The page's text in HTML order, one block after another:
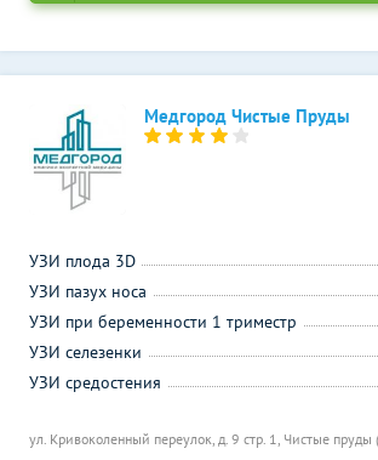
Медгород Чистые Пруды
ул. Кривоколенный переулок, д. 9 стр. 1, Чистые пруды
УЗИ плода 3D
УЗИ пазух носа
УЗИ при беременности 1 триместр
УЗИ селезенки
УЗИ средостения